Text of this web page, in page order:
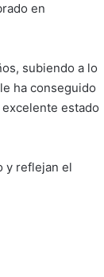
en
subiendo a lo
ha conseguido
estado
y reflejan el